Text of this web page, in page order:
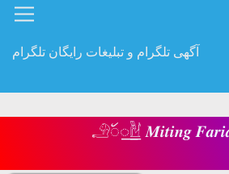
آگهی تلگرام و تبلیغات رایگان تلگرام
𓄂꯭ꪰ𓁪 𝑴𝒊𝒕𝒊𝒏𝒈